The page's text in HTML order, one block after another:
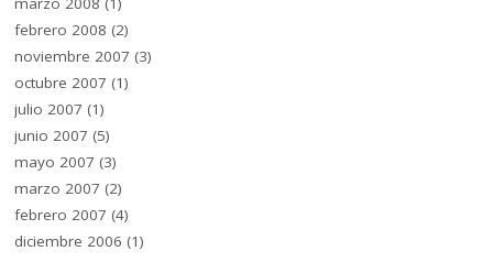
febrero 2008 (2)
noviembre 2007 (3)
octubre 2007 (1)
julio 2007 (1)
junio 2007 (5)
mayo 2007 (3)
marzo 2007 (2)
febrero 2007 (4)
diciembre 2006 (1)